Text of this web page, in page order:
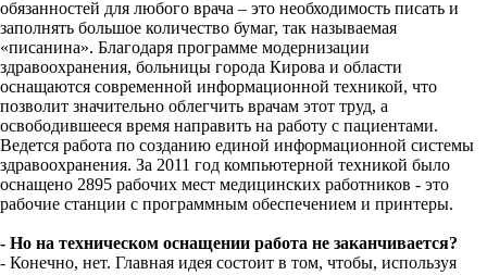
обязанностей для любого врача – это необходимость писать и
заполнять большое количество бумаг, так называемая
«писанина». Благодаря программе модернизации
здравоохранения, больницы города Кирова и области
оснащаются современной информационной техникой, что
позволит значительно облегчить врачам этот труд, а
освободившееся время направить на работу с пациентами.
Ведется работа по созданию единой информационной системы
здравоохранения. За 2011 год компьютерной техникой было
оснащено 2895 рабочих мест медицинских работников - это
рабочие станции с программным обеспечением и принтеры.
- Но на техническом оснащении работа не заканчивается?
- Конечно, нет. Главная идея состоит в том, чтобы, используя